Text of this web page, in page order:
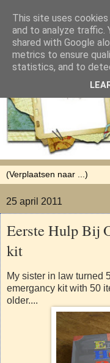
25 april 2011
Eerste Hulp Bij
kit
My sister in law turned
emergancy kit with 50
older....
This site uses
and to analyze traffic.
shared with Google
metrics to ensure
statistics, and to